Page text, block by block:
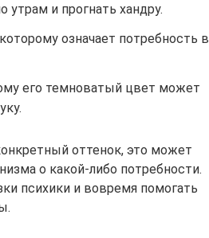
утрам и прогнать хандру.
означает потребность в
его темноватый цвет может
оттенок, это может
о какой-либо потребности.
психики и вовремя помогать